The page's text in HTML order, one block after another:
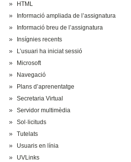
HTML
Informació ampliada de l’assignatura
Informació breu de l’assignatura
Insígnies recents
L’usuari ha iniciat sessió
Microsoft
Navegació
Plans d’aprenentatge
Secretaria Virtual
Servidor multimèdia
Sol·licituds
Tutelats
Usuaris en línia
UVLinks